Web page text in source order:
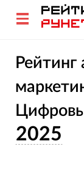
Рейтинг
2025